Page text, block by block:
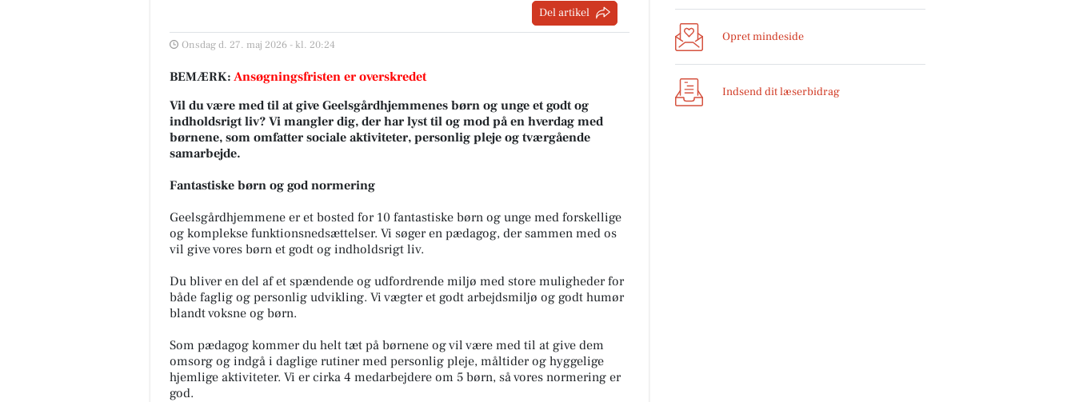
Del artikel
Onsdag d. 27. maj 2026 - kl. 20:24
BEMÆRK: Ansøgningsfristen er overskredet
Vil du være med til at give Geelsgårdhjemmenes børn og unge et godt og
indholdsrigt liv? Vi mangler dig, der har lyst til og mod på en hverdag med
børnene, som omfatter sociale aktiviteter, personlig pleje og tværgående
samarbejde.
Fantastiske børn og god normering
Geelsgårdhjemmene er et bosted for 10 fantastiske børn og unge med forskellige
og komplekse funktionsnedsættelser. Vi søger en pædagog, der sammen med os
vil give vores børn et godt og indholdsrigt liv.
Du bliver en del af et spændende og udfordrende miljø med store muligheder for
både faglig og personlig udvikling. Vi vægter et godt arbejdsmiljø og godt humør
blandt voksne og børn.
Som pædagog kommer du helt tæt på børnene og vil være med til at give dem
omsorg og indgå i daglige rutiner med personlig pleje, måltider og hyggelige
hjemlige aktiviteter. Vi er cirka 4 medarbejdere om 5 børn, så vores normering er
god.
Opret mindeside
Indsend dit læserbidrag